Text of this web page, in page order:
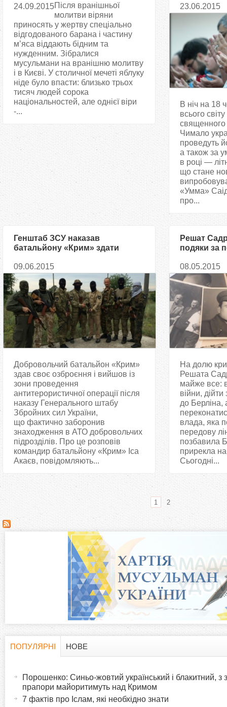
24.09.2015Після вранішньої
молитви віряни
приносять у жертву спеціально
відгодованого барана і частину
м’яса віддають бідним та
нужденним. Зібралися
мусульмани на вранішню молитву
і в Києві. У столичної мечеті яблуку
ніде було впасти: близько трьох
тисяч людей сорока
національностей, але однієї віри
-...
Рамадану
23.06.2015
В ніч на 18
всього
священного
Чимало
проведуть
а також за
в році —
що стане
«Умма» Саід
про...
Генштаб ЗСУ наказав
батальйону «Крим» здати
09.06.2015
Добровольчий батальйон «Крим»
здав своє озброєння і вийшов із
зони проведення
антитерористичної операції після
наказу Генерального штабу
Збройних сил України,
що фактично заборонив
знаходження в АТО добровольчих
підрозділів. Про це розповів
командир батальйону «Крим» Іса
Акаєв, повідомляють...
Решат
подяки за
08.05.2015
На долю
Решата
майже все:
війни,
до Берліна,
влада, яка
передову
позбавила
прирекла
Сьогодні...
С
1 2
ПОПУЛЯРНІ
НОВЕ
Порошенко: Синьо-жовтий український і блакитний, з
прапори майоритимуть над Кримом
7 фактів про Іслам, які необхідно знати